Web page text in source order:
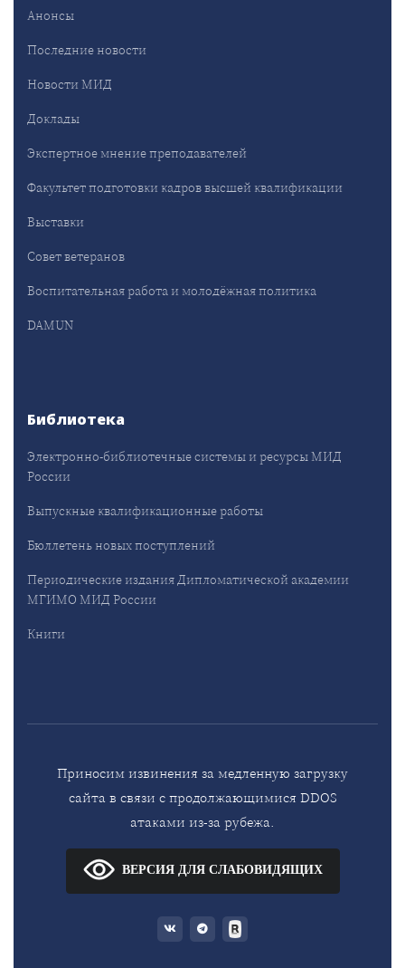
Анонсы
Последние новости
Новости МИД
Доклады
Экспертное мнение преподавателей
Факультет подготовки кадров высшей квалификации
Выставки
Совет ветеранов
Воспитательная работа и молодёжная политика
DAMUN
Библиотека
Электронно-библиотечные системы и ресурсы МИД
России
Выпускные квалификационные работы
Бюллетень новых поступлений
Периодические издания Дипломатической академии
МГИМО МИД России
Книги
Приносим извинения за медленную загрузку
сайта в связи с продолжающимися DDOS
атаками из-за рубежа.
ВЕРСИЯ ДЛЯ СЛАБОВИДЯЩИХ